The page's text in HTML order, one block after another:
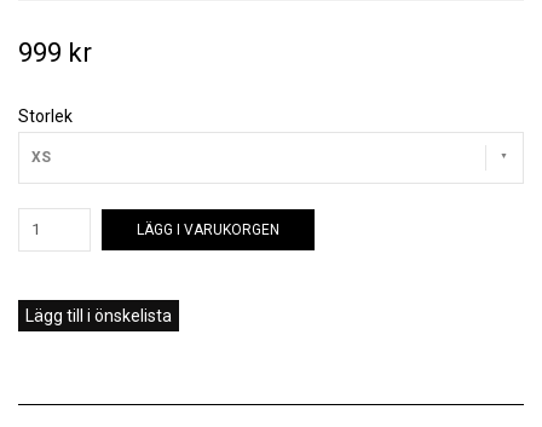
999 kr
Storlek
XS
LÄGG I VARUKORGEN
Lägg till i önskelista